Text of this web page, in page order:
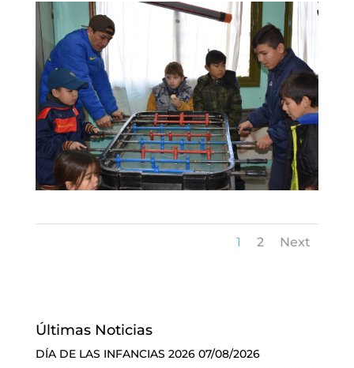
1 2 Next
Últimas Noticias
DÍA DE LAS INFANCIAS 2026 07/08/2026